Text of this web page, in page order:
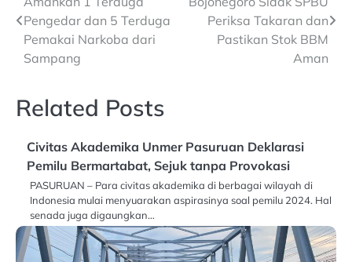
navigation
Pengedar dan 5 Terduga
Pemakai Narkoba dari
Sampang
Periksa Takaran dan
Pastikan Stok BBM
Aman
Related Posts
Civitas Akademika Unmer Pasuruan Deklarasi
Pemilu Bermartabat, Sejuk tanpa Provokasi
PASURUAN – Para civitas akademika di berbagai wilayah di
Indonesia mulai menyuarakan aspirasinya soal pemilu 2024. Hal
senada juga digaungkan…